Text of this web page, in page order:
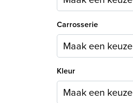
Carrosserie
Maak een keuze
Kleur
Maak een keuze